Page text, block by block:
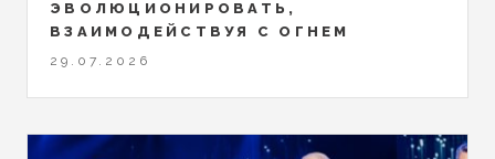
ЭВОЛЮЦИОНИРОВАТЬ,
ВЗАИМОДЕЙСТВУЯ С ОГНЕМ
29.07.2026